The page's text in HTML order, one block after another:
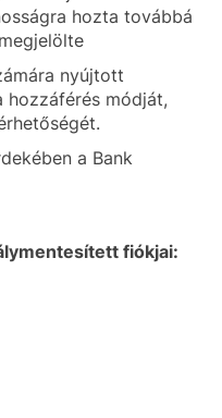
hozta továbbá
nyújtott
hozzáférés módját,
a Bank
fiókjai: